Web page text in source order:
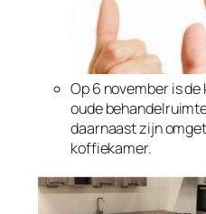
Op 6 november is
oude
daarnaast zijn
koffiekamer.